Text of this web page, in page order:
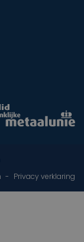
Privacy verklaring